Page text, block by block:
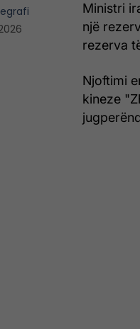
Ministri
një
rezerva
Njoftimi
kineze